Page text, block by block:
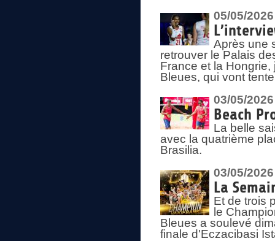
05/05/2026
Après une
retrouver le Palais
France et la Hongrie,
Bleues, qui vont
03/05/2026
Beach
La belle
avec la quatrième
Brasilia.
03/05/2026
La
Et de trois
le
Bleues a soulevé
finale d'Eczacibasi